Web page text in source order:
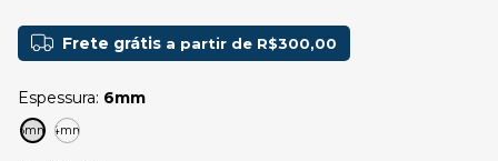
Frete grátis a partir de R$300,00
Espessura: 6mm
6mm 4mm